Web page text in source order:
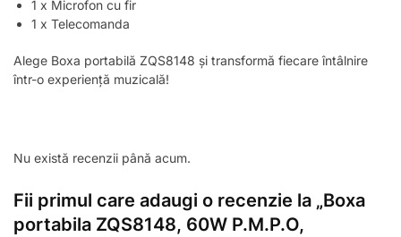
1 x Microfon cu fir
1 x Telecomanda
Alege Boxa portabilă ZQS8148 și transformă fiecare întâlnire
într-o experiență muzicală!
Nu există recenzii până acum.
Fii primul care adaugi o recenzie la „Boxa
portabila ZQS8148, 60W P.M.P.O,